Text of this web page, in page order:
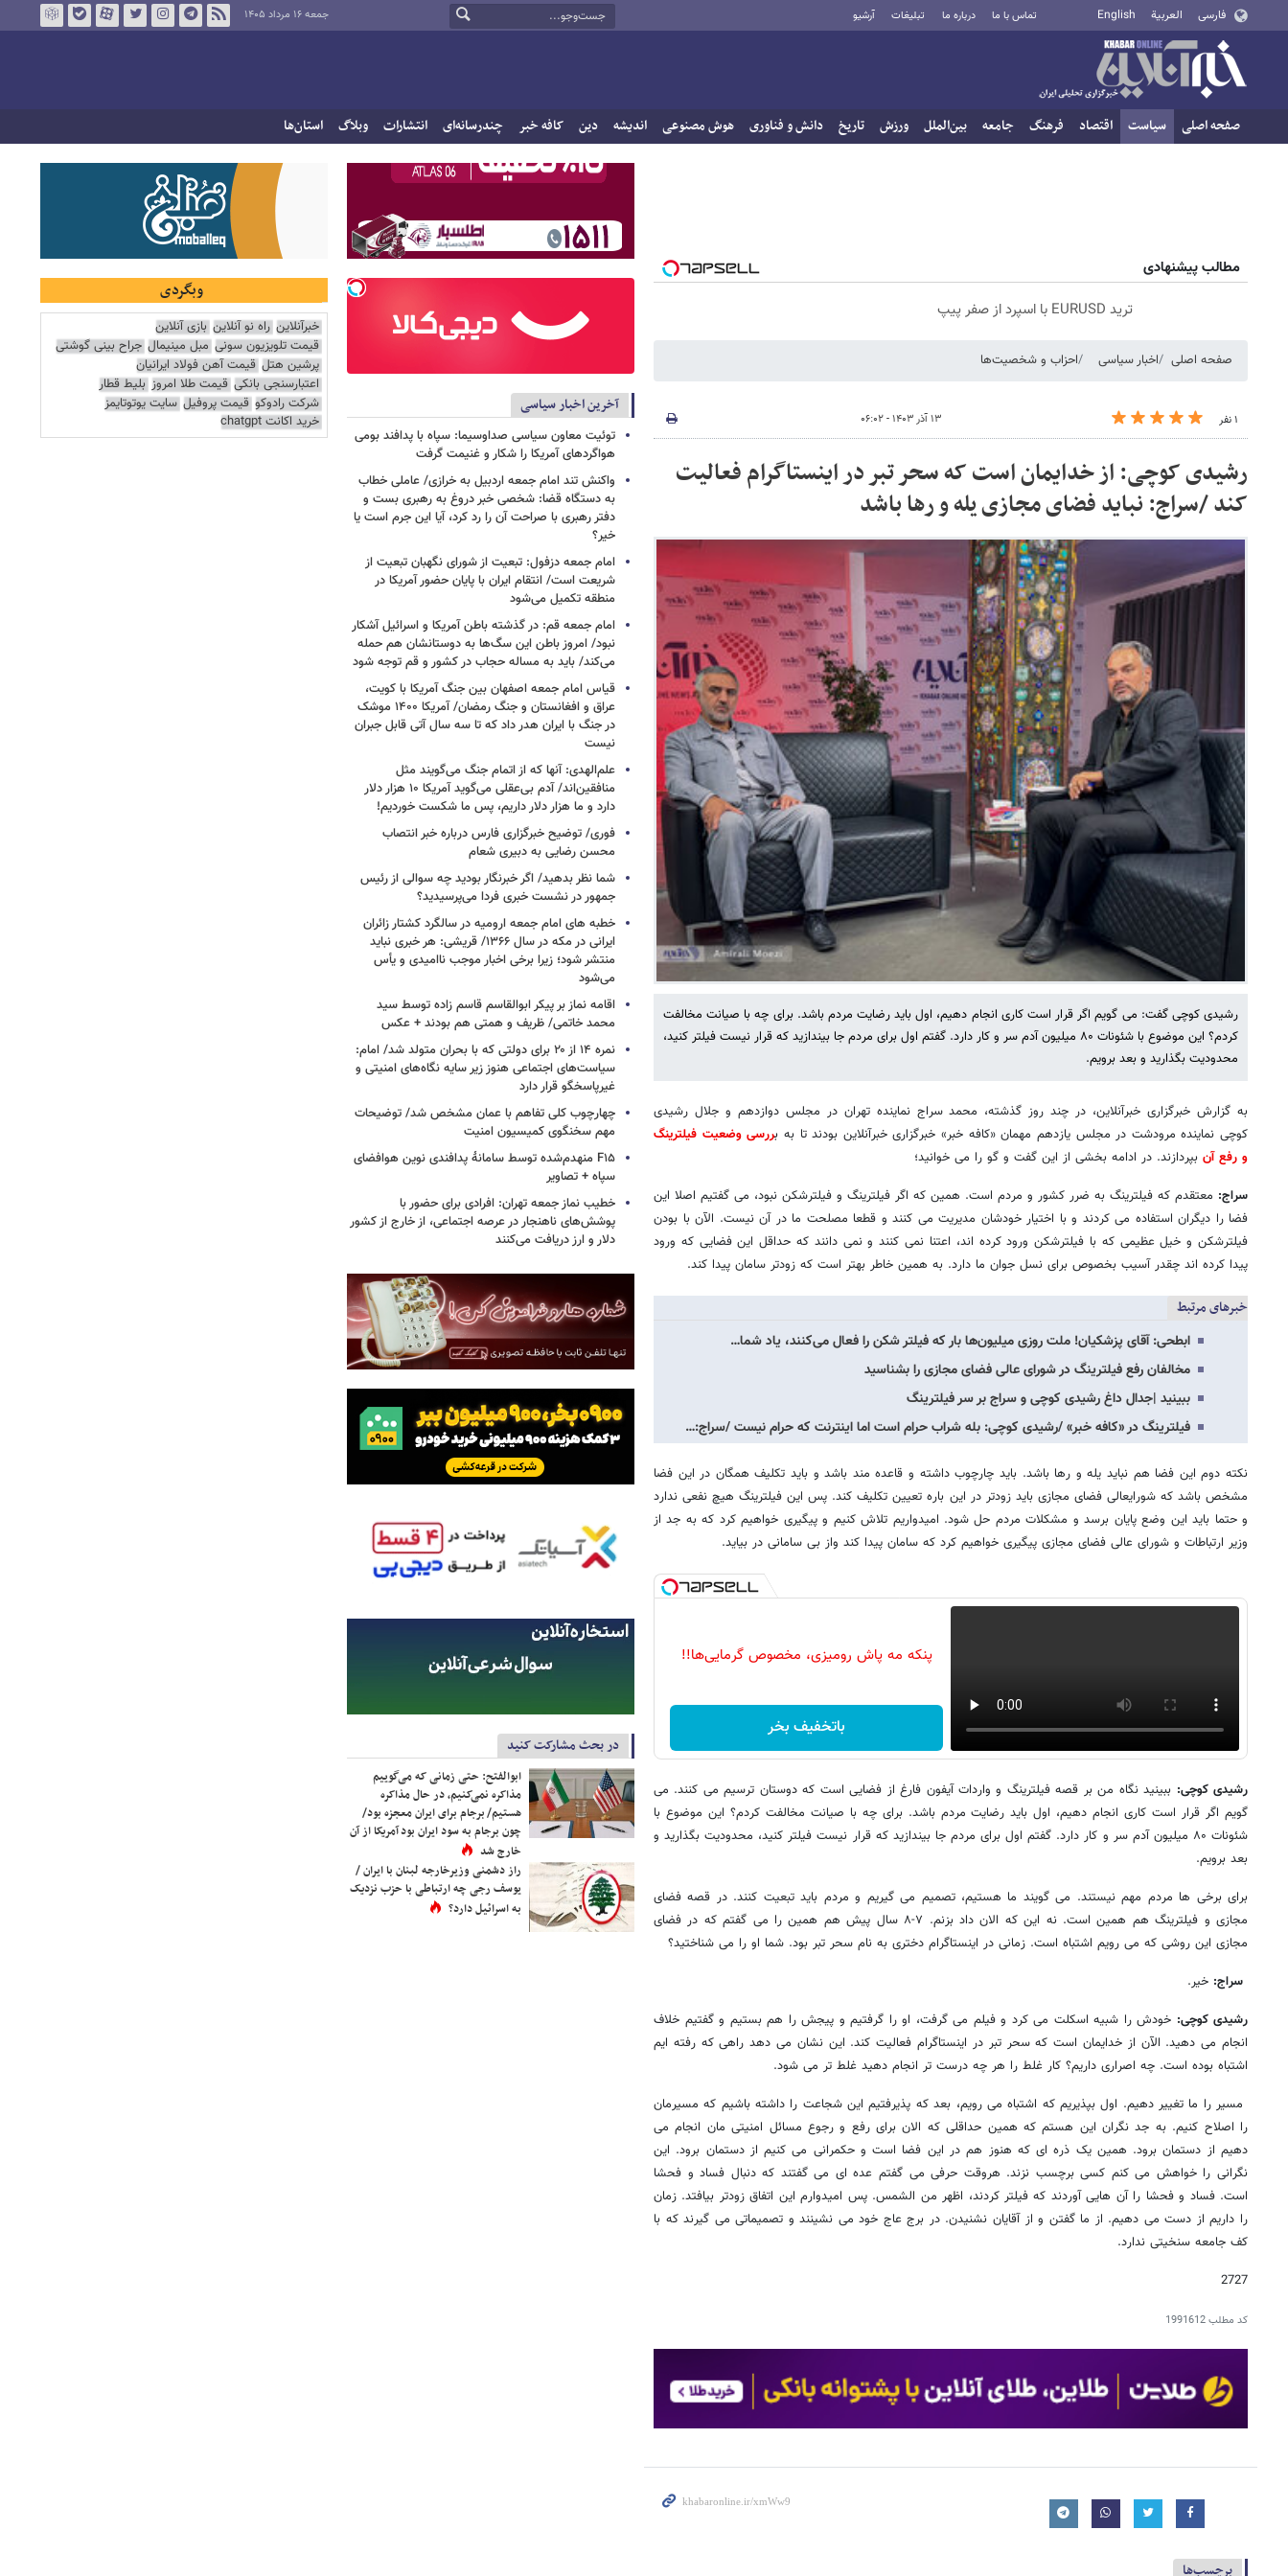
فارسی العربية English تماس با ما درباره ما تبلیغات آرشیو جمعه ۱۶ مرداد ۱۴۰۵
صفحه اصلی سیاست اقتصاد فرهنگ جامعه بین‌الملل ورزش تاریخ دانش و فناوری هوش مصنوعی اندیشه دین کافه خبر چندرسانه‌ای انتشارات وبلاگ استان‌ها
مطالب پیشنهادی
ترید EURUSD با اسپرد از صفر پیپ
صفحه اصلی اخبار سیاسی احزاب و شخصیت‌ها
۱ نفر ۱۳ آذر ۱۴۰۳ - ۰۶:۰۲
رشیدی کوچی: از خدایمان است که سحر تبر در اینستاگرام فعالیت
کند /سراج: نباید فضای مجازی یله و رها باشد
رشیدی کوچی گفت: می گویم اگر قرار است کاری انجام دهیم، اول باید رضایت مردم باشد. برای چه با صیانت مخالفت
کردم؟ این موضوع با شئونات ۸۰ میلیون آدم سر و کار دارد. گفتم اول برای مردم جا بیندازید که قرار نیست فیلتر کنید،
محدودیت بگذارید و بعد برویم.
به گزارش خبرگزاری خبرآنلاین، در چند روز گذشته، محمد سراج نماینده تهران در مجلس دوازدهم و جلال رشیدی
کوچی نماینده مرودشت در مجلس یازدهم مهمان «کافه خبر» خبرگزاری خبرآنلاین بودند تا به بررسی وضعیت فیلترینگ
و رفع آن بپردازند. در ادامه بخشی از این گفت و گو را می خوانید؛
سراج: معتقدم که فیلترینگ به ضرر کشور و مردم است. همین که اگر فیلترینگ و فیلترشکن نبود، می گفتیم اصلا این
فضا را دیگران استفاده می کردند و با اختیار خودشان مدیریت می کنند و قطعا مصلحت ما در آن نیست. الآن با بودن
فیلترشکن و خیل عظیمی که با فیلترشکن ورود کرده اند، اعتنا نمی کنند و نمی دانند که حداقل این فضایی که ورود
پیدا کرده اند چقدر آسیب بخصوص برای نسل جوان ما دارد. به همین خاطر بهتر است که زودتر سامان پیدا کند.
خبرهای مرتبط
ابطحی: آقای پزشکیان! ملت روزی میلیون‌ها بار که فیلتر شکن را فعال می‌کنند، یاد شما…
مخالفان رفع فیلترینگ در شورای عالی فضای مجازی را بشناسید
ببینید |جدال داغ رشیدی کوچی و سراج بر سر فیلترینگ
فیلترینگ در «کافه خبر» /رشیدی کوچی: بله شراب حرام است اما اینترنت که حرام نیست /سراج:…
نکته دوم این فضا هم نباید یله و رها باشد. باید چارچوب داشته و قاعده مند باشد و باید تکلیف همگان در این فضا
مشخص باشد که شورایعالی فضای مجازی باید زودتر در این باره تعیین تکلیف کند. پس این فیلترینگ هیچ نفعی ندارد
و حتما باید این وضع پایان برسد و مشکلات مردم حل شود. امیدواریم تلاش کنیم و پیگیری خواهیم کرد که به جد از
وزیر ارتباطات و شورای عالی فضای مجازی پیگیری خواهیم کرد که سامان پیدا کند واز بی سامانی در بیاید.
پنکه مه پاش رومیزی، مخصوص گرمایی‌ها!!
باتخفیف بخر
رشیدی کوچی: ببینید نگاه من بر قصه فیلترینگ و واردات آیفون فارغ از فضایی است که دوستان ترسیم می کنند. می
گویم اگر قرار است کاری انجام دهیم، اول باید رضایت مردم باشد. برای چه با صیانت مخالفت کردم؟ این موضوع با
شئونات ۸۰ میلیون آدم سر و کار دارد. گفتم اول برای مردم جا بیندازید که قرار نیست فیلتر کنید، محدودیت بگذارید و
بعد برویم.
برای برخی ها مردم مهم نیستند. می گویند ما هستیم، تصمیم می گیریم و مردم باید تبعیت کنند. در قصه فضای
مجازی و فیلترینگ هم همین است. نه این که الان داد بزنم. ۷-۸ سال پیش هم همین را می گفتم که در فضای
مجازی این روشی که می رویم اشتباه است. زمانی در اینستاگرام دختری به نام سحر تبر بود. شما او را می شناختید؟
سراج: خیر.
رشیدی کوچی: خودش را شبیه اسکلت می کرد و فیلم می گرفت، او را گرفتیم و پیجش را هم بستیم و گفتیم خلاف
انجام می دهید. الآن از خدایمان است که سحر تبر در اینستاگرام فعالیت کند. این نشان می دهد راهی که رفته ایم
اشتباه بوده است. چه اصراری داریم؟ کار غلط را هر چه درست تر انجام دهید غلط تر می شود.
مسیر را ما تغییر دهیم. اول بپذیریم که اشتباه می رویم، بعد که پذیرفتیم این شجاعت را داشته باشیم که مسیرمان
را اصلاح کنیم. به جد نگران این هستم که همین حداقلی که الان برای رفع و رجوع مسائل امنیتی مان انجام می
دهیم از دستمان برود. همین یک ذره ای که هنوز هم در این فضا است و حکمرانی می کنیم از دستمان برود. این
نگرانی را خواهش می کنم کسی برچسب نزند. هروقت حرفی می گفتم عده ای می گفتند که دنبال فساد و فحشا
است. فساد و فحشا را آن هایی آوردند که فیلتر کردند، اظهر من الشمس. پس امیدوارم این اتفاق زودتر بیافتد. زمان
را داریم از دست می دهیم. از ما گفتن و از آقایان نشنیدن. در برج عاج خود می نشینند و تصمیماتی می گیرند که با
کف جامعه سنخیتی ندارد.
2727
کد مطلب1991612
برچسب‌ها
آخرین اخبار سیاسی
توئیت معاون سیاسی صداوسیما: سپاه با پدافند بومی
هواگردهای آمریکا را شکار و غنیمت گرفت
واکنش تند امام جمعه اردبیل به خرازی/ عاملی خطاب
به دستگاه قضا: شخصی خبر دروغ به رهبری بست و
دفتر رهبری با صراحت آن را رد کرد، آیا این جرم است یا
خیر؟
امام جمعه دزفول: تبعیت از شورای نگهبان تبعیت از
شریعت است/ انتقام ایران با پایان حضور آمریکا در
منطقه تکمیل می‌شود
امام جمعه قم: در گذشته باطن آمریکا و اسرائیل آشکار
نبود/ امروز باطن این سگ‌ها به دوستانشان هم حمله
می‌کند/ باید به مساله حجاب در کشور و قم توجه شود
قیاس امام جمعه اصفهان بین جنگ آمریکا با کویت،
عراق و افغانستان و جنگ رمضان/ آمریکا ۱۴۰۰ موشک
در جنگ با ایران هدر داد که تا سه سال آتی قابل جبران
نیست
علم‌الهدی: آنها که از اتمام جنگ می‌گویند مثل
منافقین‌اند/ آدم بی‌عقلی می‌گوید آمریکا ۱۰ هزار دلار
دارد و ما هزار دلار داریم، پس ما شکست خوردیم!
فوری/ توضیح خبرگزاری فارس درباره خبر انتصاب
محسن رضایی به دبیری شعام
شما نظر بدهید/ اگر خبرنگار بودید چه سوالی از رئیس
جمهور در نشست خبری فردا می‌پرسیدید؟
خطبه های امام جمعه ارومیه در سالگرد کشتار زائران
ایرانی در مکه در سال ۱۳۶۶/ قریشی: هر خبری نباید
منتشر شود؛ زیرا برخی اخبار موجب ناامیدی و یأس
می‌شود
اقامه نماز بر پیکر ابوالقاسم قاسم زاده توسط سید
محمد خاتمی/ ظریف و همتی هم بودند + عکس
نمره ۱۴ از ۲۰ برای دولتی که با بحران متولد شد/ امام:
سیاست‌های اجتماعی هنوز زیر سایه نگاه‌های امنیتی و
غیرپاسخگو قرار دارد
چهارچوب کلی تفاهم با عمان مشخص شد/ توضیحات
مهم سخنگوی کمیسیون امنیت
F۱۵ منهدم‌شده توسط سامانۀ پدافندی نوین هوافضای
سپاه + تصاویر
خطیب نماز جمعه تهران: افرادی برای حضور با
پوشش‌های ناهنجار در عرصه اجتماعی، از خارج از کشور
دلار و ارز دریافت می‌کنند
در بحث مشارکت کنید
ابوالفتح: حتی زمانی که می‌گوییم
مذاکره نمی‌کنیم، در حال مذاکره
هستیم/ برجام برای ایران معجزه بود/
چون برجام به سود ایران بود آمریکا از آن
خارج شد
راز دشمنی وزیرخارجه لبنان با ایران /
یوسف رجی چه ارتباطی با حزب نزدیک
به اسرائیل دارد؟
وبگردی
خبرآنلاین راه نو آنلاین بازی آنلاین
قیمت تلویزیون سونی مبل مینیمال جراح بینی گوشتی
پرشین هتل قیمت آهن فولاد ایرانیان
اعتبارسنجی بانکی قیمت طلا امروز بلیط قطار
شرکت رادوکو قیمت پروفیل سایت یوتوتایمز
خرید اکانت chatgpt